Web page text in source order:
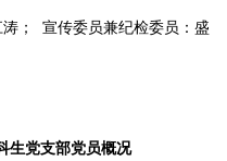
；
宣传委员兼纪检委员：盛
生党支部党员概况